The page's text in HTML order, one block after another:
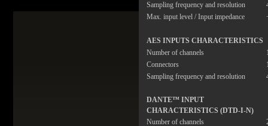
Sampling frequency and resolution
Max. input level / Input impedance
AES INPUTS CHARACTERISTICS
Number of channels
Connectors
Sampling frequency and resolution
DANTE™ INPUT
CHARACTERISTICS (DTD-I-N)
Number of channels